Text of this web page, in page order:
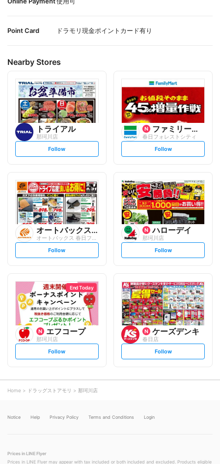
Point Card ドラモリ現金ポイントカード有り
Nearby Stores
トライアル
那珂川店
s
t
l
o
w
Follow
ファミリーマート
春日フォレストシティ
s
t
l
o
w
Follow
オートバックスグループ
オートバックス 春日フォレストシティ
s
t
o
w
Follow
ハローデイ
那珂川店
s
t
l
o
w
Follow
End Today
エフコープ
那珂川店
s
t
o
w
Follow
ケーズデンキ
春日店
s
t
Follow
Home ドラッグストアモリ 那珂川店
Notice Help Privacy Policy Terms and Conditions Login
Prices in LINE Flyer
Prices in LINE Flyer may appear with tax included or both included and excluded. Products eligible